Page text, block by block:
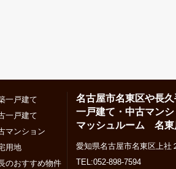
一戸建て
一戸建て
マンション
用地
のおすすめ物件
名古屋市名東区や長
一戸建て・中古マン
マッシュルーム 名東
愛知県名古屋市名東区上社
TEL:052-898-7594